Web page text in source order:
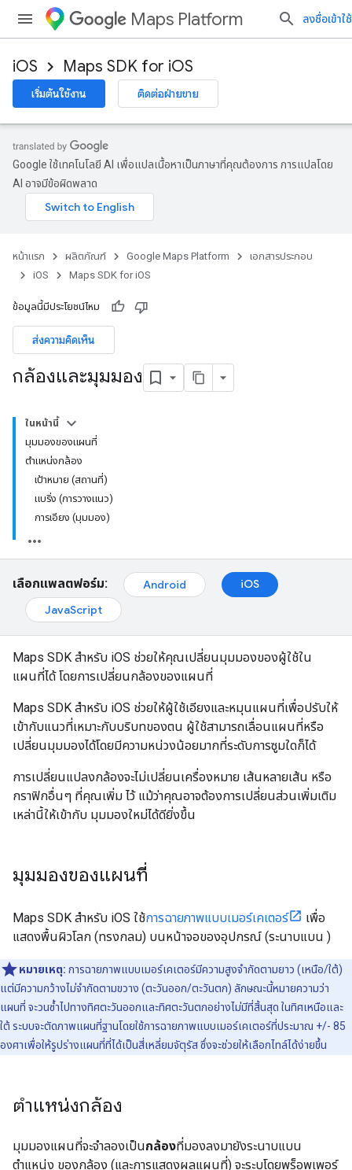
Maps Platform ลงชื่อเข้าใช้
iOS Maps SDK for iOS
เริ่มต้นใช้งาน ติดต่อฝ่ายขาย
Google ใช้เทคโนโลยี AI เพื่อแปลเนื้อหาเป็นภาษาที่คุณต้องการ การแปลโดย
AI อาจมีข้อผิดพลาด
หน้าแรก ผลิตภัณฑ์ Google Maps Platform
เอกสารประกอบ
iOS
Maps SDK for iOS
ข้อมูลนี้มีประโยชน์ไหม
ส่งความคิดเห็น
กล้องและมุมมอง
ในหน้านี้
มุมมองของแผนที่
ตำแหน่งกล้อง
เป้าหมาย (สถานที่)
แบริ่ง (การวางแนว)
การเอียง (มุมมอง)
เลือกแพลตฟอร์ม: Android
iOS
JavaScript
Maps SDK สำหรับ iOS ช่วยให้คุณเปลี่ยนมุมมองของผู้ใช้ใน
แผนที่ได้ โดยการเปลี่ยนกล้องของแผนที่
Maps SDK สำหรับ iOS ช่วยให้ผู้ใช้เอียงและหมุนแผนที่เพื่อปรับให้
เข้ากับแนวที่เหมาะกับบริบทของตน ผู้ใช้สามารถเลื่อนแผนที่หรือ
เปลี่ยนมุมมองได้โดยมีความหน่วงน้อยมากที่ระดับการซูมใดก็ได้
การเปลี่ยนแปลงกล้องจะไม่เปลี่ยนเครื่องหมาย เส้นหลายเส้น หรือ
กราฟิกอื่นๆ ที่คุณเพิ่ม ไว้ แม้ว่าคุณอาจต้องการเปลี่ยนส่วนเพิ่มเติม
เหล่านี้ให้เข้ากับ มุมมองใหม่ได้ดียิ่งขึ้น
มุมมองของแผนที่
Maps SDK สำหรับ iOS ใช้การฉายภาพแบบเมอร์เคเตอร์
เพื่อ
แสดงพื้นผิวโลก (ทรงกลม) บนหน้าจอของอุปกรณ์ (ระนาบแบน )
หมายเหตุ: การฉายภาพแบบเมอร์เคเตอร์มีความสูงจำกัดตามยาว (เหนือ/ใต้)
แต่มีความกว้างไม่จำกัดตามขวาง (ตะวันออก/ตะวันตก) ลักษณะนี้หมายความว่า
แผนที่ จะวนซ้ำไปทางทิศตะวันออกและทิศตะวันตกอย่างไม่มีที่สิ้นสุด ในทิศเหนือและ
ใต้ ระบบจะตัดภาพแผนที่ฐานโดยใช้การฉายภาพแบบเมอร์เคเตอร์ที่ประมาณ +/- 85
องศาเพื่อให้รูปร่างแผนที่ที่ได้เป็นสี่เหลี่ยมจัตุรัส ซึ่งจะช่วยให้เลือกไทล์ได้ง่ายขึ้น
ตำแหน่งกล้อง
มุมมองแผนที่จะจำลองเป็นกล้องที่มองลงมายังระนาบแบน
ตำแหน่ง ของกล้อง (และการแสดงผลแผนที่) จะระบุโดยพร็อพเพอร์